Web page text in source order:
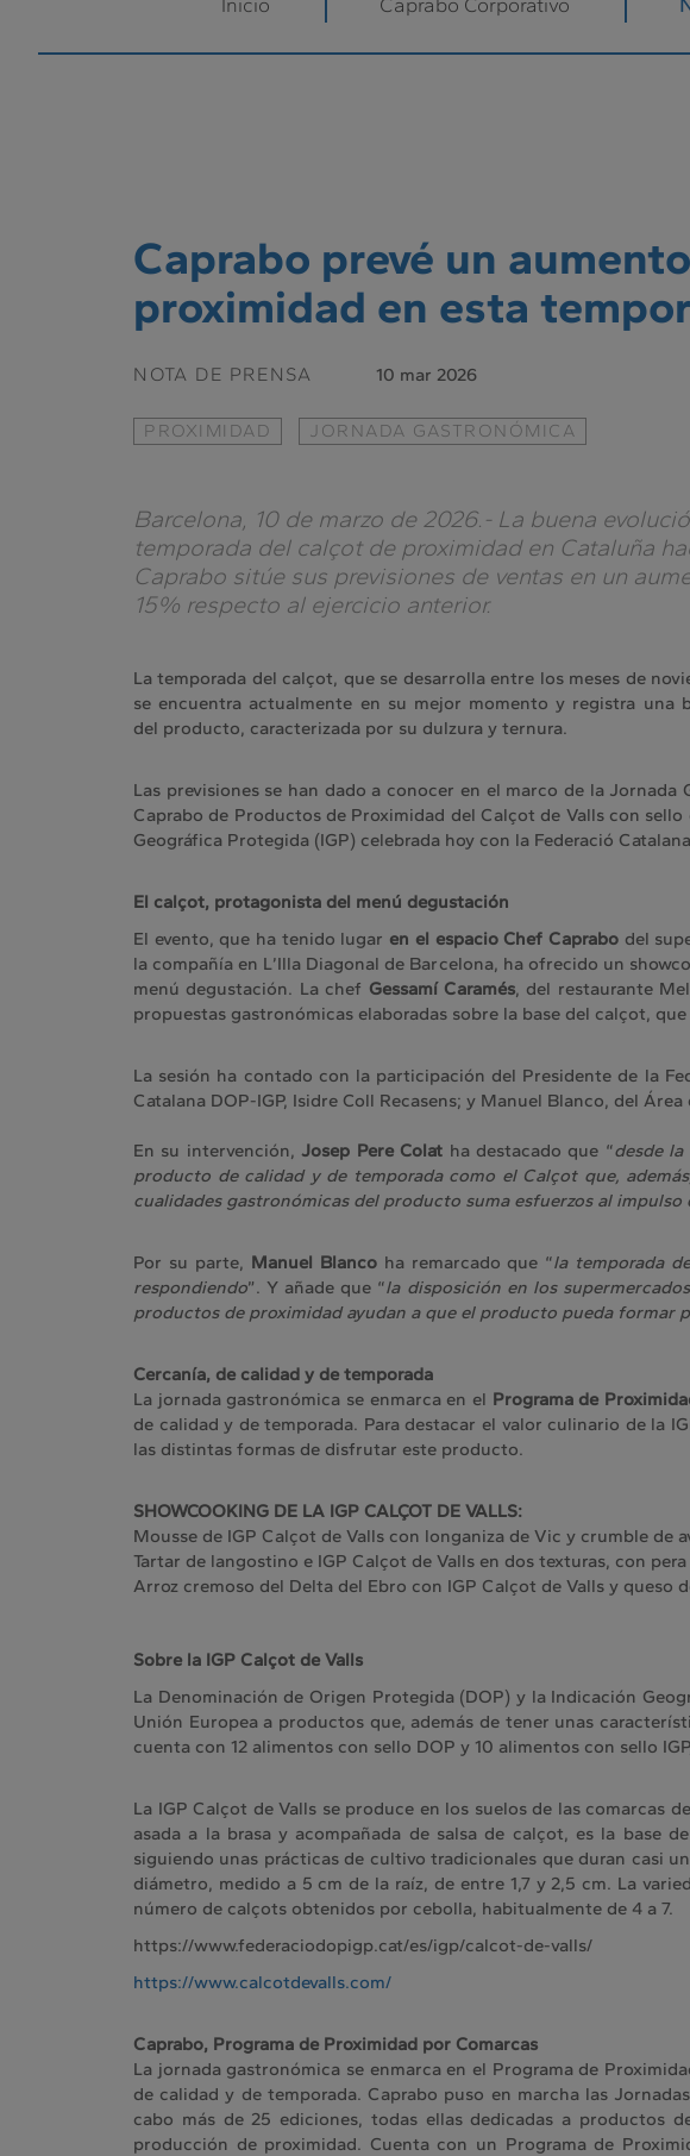
Inicio Caprabo Corporativo
Caprabo prevé un
proximidad en esta
NOTA DE PRENSA 10 mar 2026
PROXIMIDAD JORNADA GASTRONÓMICA
Barcelona, 10 de marzo de 2026.- La buena
temporada del calçot de proximidad en Cataluña
Caprabo sitúe sus previsiones de ventas en un
15% respecto al ejercicio anterior.
La temporada del calçot, que se desarrolla entre los meses de
se encuentra actualmente en su mejor momento y registra una
del producto, caracterizada por su dulzura y ternura.
Las previsiones se han dado a conocer en el marco de la Jornada
Caprabo de Productos de Proximidad del Calçot de Valls con sello
Geográfica Protegida (IGP) celebrada hoy con la Federació
El calçot, protagonista del menú degustación
El evento, que ha tenido lugar en el espacio Chef Caprabodel
la compañía en L’Illa Diagonal de Barcelona, ha ofrecido un
menú degustación. La chef Gessamí Caramés, del restaurante
propuestas gastronómicas elaboradas sobre la base del calçot,
La sesión ha contado con la participación del Presidente de la
Catalana DOP-IGP, Isidre Coll Recasens; y Manuel Blanco, del
En su intervención, Josep Pere Colat ha destacado que “desde
producto de calidad y de temporada como el Calçot que,
cualidades gastronómicas del producto suma esfuerzos al
Por su parte, Manuel Blancoha remarcado que “la temporada
respondiendo”. Y añade que “la disposición en los
productos de proximidad ayudan a que el producto pueda formar
Cercanía, de calidad y de temporada
La jornada gastronómica se enmarca en el Programa de
de calidad y de temporada. Para destacar el valor culinario de la
las distintas formas de disfrutar este producto.
SHOWCOOKING DE LA IGP CALÇOT DE VALLS:
Mousse de IGP Calçot de Valls con longaniza de Vic y crumble de
Tartar de langostino e IGP Calçot de Valls en dos texturas, con
Arroz cremoso del Delta del Ebro con IGP Calçot de Valls y queso
Sobre la IGP Calçot de Valls
La Denominación de Origen Protegida (DOP) y la Indicación
Unión Europea a productos que, además de tener unas
cuenta con 12 alimentos con sello DOP y 10 alimentos con sello
La IGP Calçot de Valls se produce en los suelos de las comarcas
asada a la brasa y acompañada de salsa de calçot, es la base
siguiendo unas prácticas de cultivo tradicionales que duran casi
diámetro, medido a 5 cm de la raíz, de entre 1,7 y 2,5 cm. La
número de calçots obtenidos por cebolla, habitualmente de 4 a 7.
https://www.federaciodopigp.cat/es/igp/calcot-de-valls/
https://www.calcotdevalls.com/
Caprabo, Programa de Proximidad por Comarcas
La jornada gastronómica se enmarca en el Programa de
de calidad y de temporada. Caprabo puso en marcha las
cabo más de 25 ediciones, todas ellas dedicadas a productos
producción de proximidad. Cuenta con un Programa de